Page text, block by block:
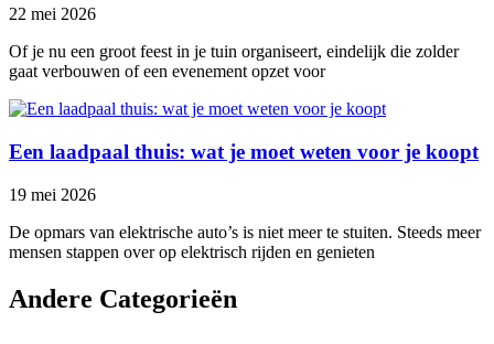
22 mei 2026
Of je nu een groot feest in je tuin organiseert, eindelijk die zolder
gaat verbouwen of een evenement opzet voor
Een laadpaal thuis: wat je moet weten voor je koopt
19 mei 2026
De opmars van elektrische auto’s is niet meer te stuiten. Steeds meer
mensen stappen over op elektrisch rijden en genieten
Andere Categorieën